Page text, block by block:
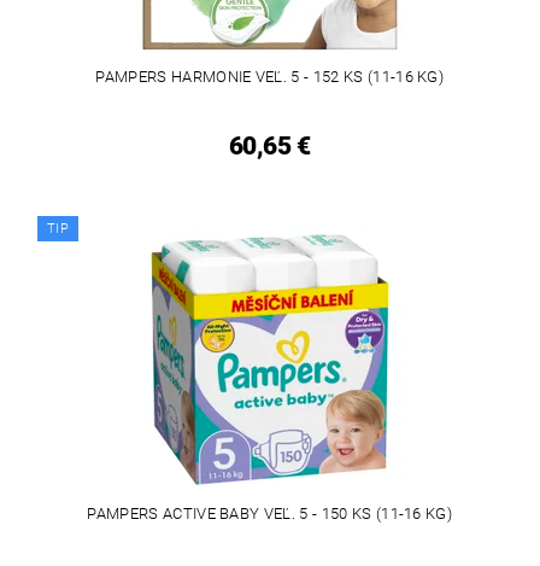
PAMPERS HARMONIE VEĽ. 5 - 152 KS (11-16 KG)
60,65 €
TIP
PAMPERS ACTIVE BABY VEĽ. 5 - 150 KS (11-16 KG)